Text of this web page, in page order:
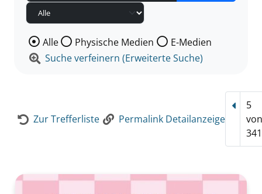
Wählen Sie die Medienart nach der Sie suchen wollen.
Alle Physische Medien
E-Medien
Suche verfeinern (Erweiterte Suche)
Zur Trefferliste Permalink Detailanzeige
5
von
341